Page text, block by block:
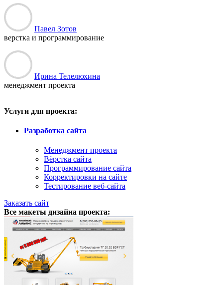
Павел Зотов
верстка и программирование
Ирина Телелюхина
менеджмент проекта
Услуги для проекта:
Разработка сайта
Менеджмент проекта
Вёрстка сайта
Программирование сайта
Корректировки на сайте
Тестирование веб-сайта
Заказать сайт
Все макеты дизайна проекта: